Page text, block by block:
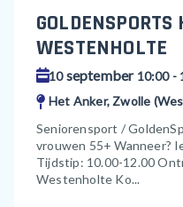
WESTENHOLTE
10september10:00 -
Het Anker, Zwolle
Seniorensport /
vrouwen 55+ Wanneer?
Tijdstip: 10.00-12.00
Westenholte Ko...